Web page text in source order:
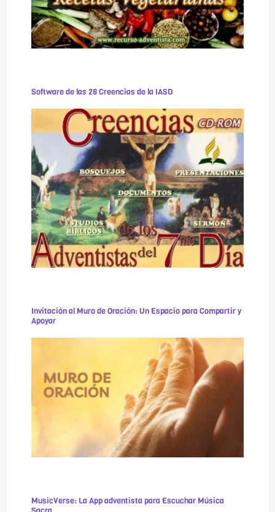
Software de las 28 Creencias de la IASD
Invitación al Muro de Oración: Un Espacio para Compartir y
Apoyar
MusicVerse: La App adventista para Escuchar Música